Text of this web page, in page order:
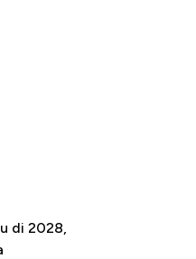
di 2028,